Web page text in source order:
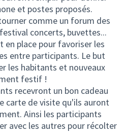
et postes proposés.
comme un forum des
concerts, buvettes...
en place pour favoriser les
entre participants. Le but
les habitants et nouveaux
festif !
recevront un bon cadeau
carte de visite qu'ils auront
Ainsi les participants
avec les autres pour récolter